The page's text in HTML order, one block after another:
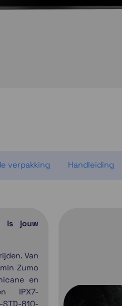
verpakking Handleiding
is jouw
Van
Zumo
en
IPX7-
810-